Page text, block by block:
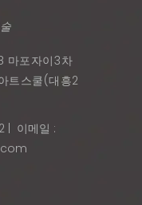
마포자이3차
트스쿨(대흥2
| 이메일 :